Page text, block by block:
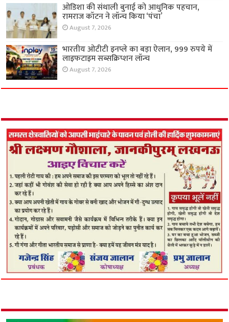
ओडिशा की संथाली बुनाई को आधुनिक पहचान,
रामराज कॉटन ने लॉन्च किया ‘पंचा’
August 7, 2026
भारतीय ओटीटी इनप्ले का बड़ा ऐलान, 999 रुपये में
लाइफटाइम सब्सक्रिप्शन लॉन्च
August 7, 2026